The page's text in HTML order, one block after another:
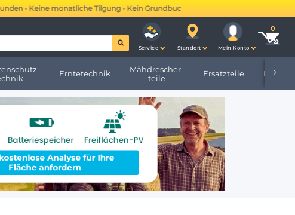
• Keine monatliche Tilgung • Kein Grundbucheintrag •
Service Standort Mein Konto
Erntetechnik
Mähdrescher-
teile
Ersatzteile